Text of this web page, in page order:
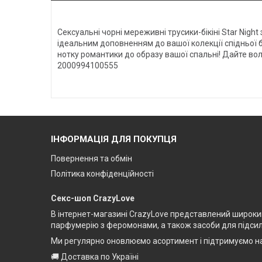
Сексуальні чорні мереживні трусики-бікіні Star
ідеальним доповненням до вашої колекції спідньої
нотку романтики до образу вашої спальні! Дайте
2000994100555
ІНФОРМАЦІЯ ДЛЯ ПОКУПЦЯ
Повернення та обмін
Політика конфіденційності
Секс-шоп CrazyLove
В інтернет-магазині CrazyLove представлений
парфумерію з феромонами, а також засоби для
Ми регулярно оновлюємо асортимент і підтримуємо
🚚 Доставка по Україні